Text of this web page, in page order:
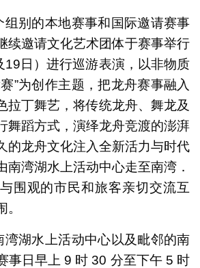
组别的本地赛事和国际邀请赛事
续邀请文化艺术团体于赛事举行
19日）进行巡游表演，以非物质
”为创作主题，把龙舟赛事融入
拉丁舞艺，将传统龙舟、舞龙及
舞蹈方式，演绎龙舟竞渡的澎湃
的龙舟文化注入全新活力与时代
南湾湖水上活动中心走至南湾．
围观的市民和旅客亲切交流互
湾湖水上活动中心以及毗邻的南
事日早上 9 时 30 分至下午 5 时